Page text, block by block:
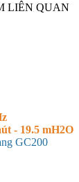
LIÊN QUAN
- 19.5 mH2O
GC200